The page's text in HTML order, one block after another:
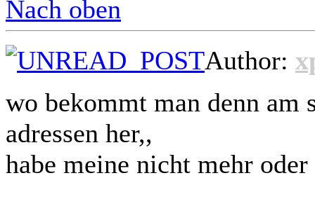
Nach oben
Author:
wo bekommt man denn am
adressen her,,
habe meine nicht mehr